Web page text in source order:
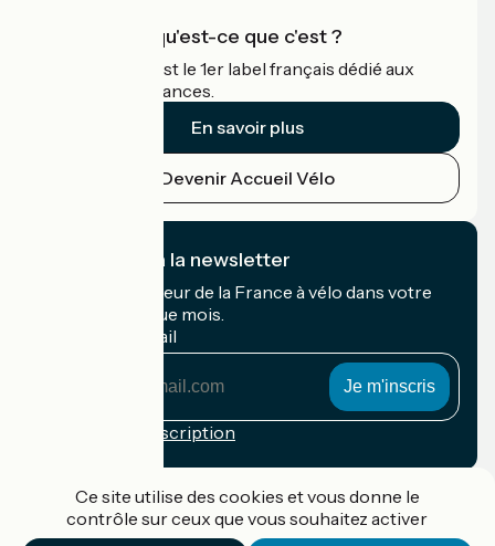
Accueil Vélo qu'est-ce que c'est ?
Accueil Vélo c'est le 1er label français dédié aux
cyclistes en vacances.
En savoir plus
Devenir Accueil Vélo
Je m'abonne à la newsletter
Recevez le meilleur de la France à vélo dans votre
boîte mail chaque mois.
Mon adresse mail
Conditions d'inscription
Ce site utilise des cookies et vous donne le
contrôle sur ceux que vous souhaitez activer